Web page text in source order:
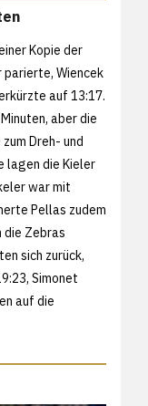
Kopie der
Wiencek
auf 13:17.
aber die
Dreh- und
lagen die Kieler
war mit
Pellas zudem
die Zebras
sich zurück,
Simonet
auf die